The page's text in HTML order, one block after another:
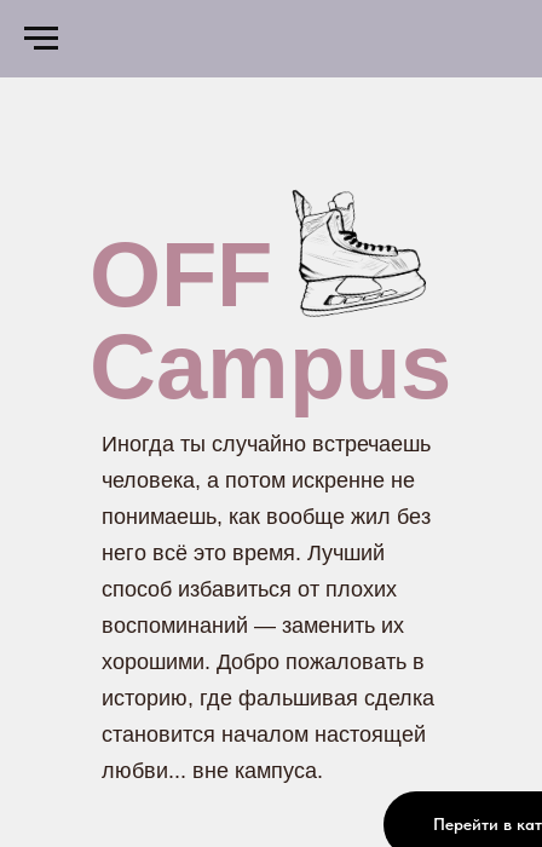
OFF
Campus
Иногда ты случайно встречаешь
человека, а потом искренне не
понимаешь, как вообще жил без
него всё это время. Лучший
способ избавиться от плохих
воспоминаний — заменить их
хорошими. Добро пожаловать в
историю, где фальшивая сделка
становится началом настоящей
любви... вне кампуса.
Перейти в